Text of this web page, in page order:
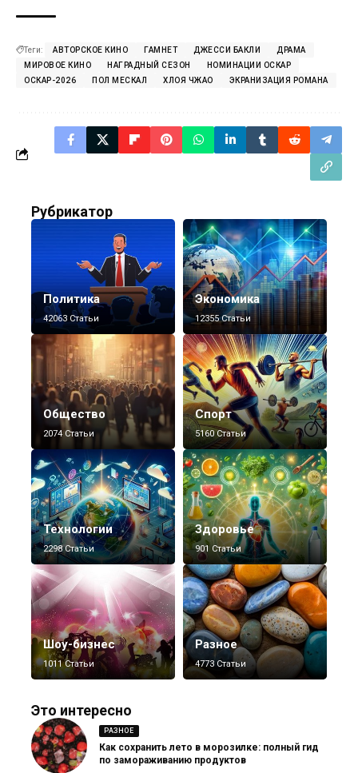
Теги: АВТОРСКОЕ КИНО ГАМНЕТ ДЖЕССИ БАКЛИ
ДРАМА
МИРОВОЕ КИНО
НАГРАДНЫЙ СЕЗОН
НОМИНАЦИИ ОСКАР
ОСКАР-2026
ПОЛ МЕСКАЛ ХЛОЯ ЧЖАО ЭКРАНИЗАЦИЯ РОМАНА
Рубрикатор
Политика
42063 Статьи
Экономика
12355 Статьи
Общество
2074 Статьи
Спорт
5160 Статьи
Технологии
2298 Статьи
Здоровье
901 Статьи
Шоу-бизнес
1011 Статьи
Разное
4773 Статьи
Это интересно
РАЗНОЕ
Как сохранить лето в морозилке: полный гид
по замораживанию продуктов